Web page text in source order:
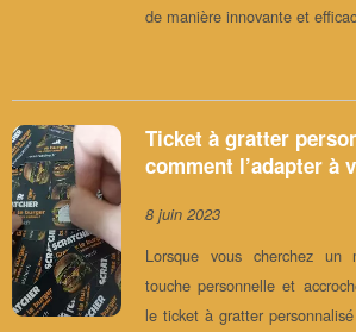
de manière innovante et
Ticket à gratter
comment l’adapter à
8 juin 2023
Lorsque vous cherchez
touche personnelle et
le ticket à gratter